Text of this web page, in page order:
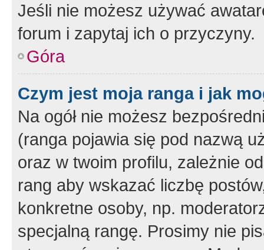
Jeśli nie możesz używać
forum i zapytaj ich o przyczyny.
Góra
Czym jest moja ranga i jak
Na ogół nie możesz
(ranga pojawia się pod nazwą
oraz w twoim profilu, zależnie
rang aby wskazać liczbę
konkretne osoby, np.
specjalną rangę. Prosimy nie